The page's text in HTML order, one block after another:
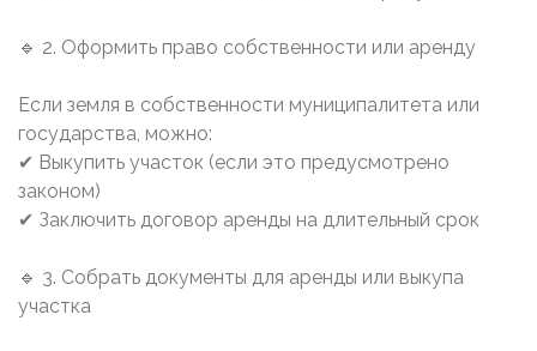
🔹 2. Оформить право собственности или аренду
Если земля в собственности муниципалитета или
государства, можно:
✔ Выкупить участок (если это предусмотрено
законом)
✔ Заключить договор аренды на длительный срок
🔹 3. Собрать документы для аренды или выкупа
участка